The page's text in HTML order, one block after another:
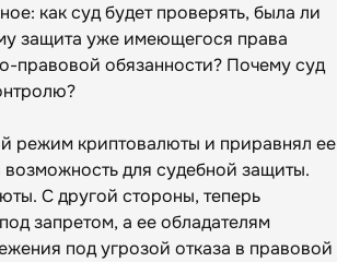
как суд будет проверять, была ли
защита уже имеющегося права
правовой обязанности? Почему суд
режим криптовалюты и приравнял ее
для судебной защиты.
С другой стороны, теперь
запретом, а ее обладателям
под угрозой отказа в правовой